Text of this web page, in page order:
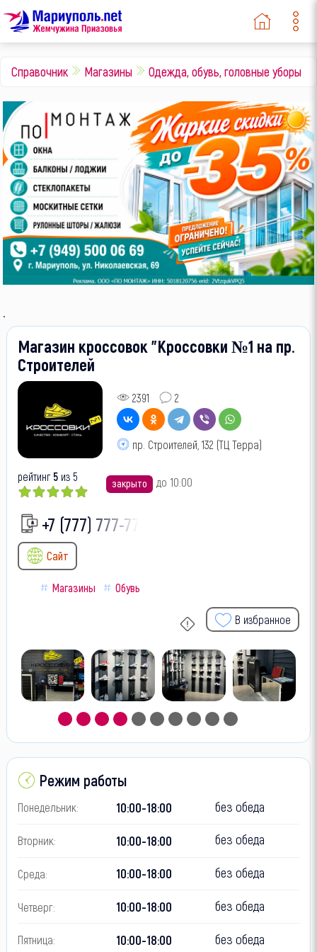
Справочник Магазины Одежда, обувь, головные уборы
.
Магазин кроссовок "Кроссовки №1 на пр.
Строителей
2391 2
пр. Строителей, 132 (ТЦ Терра)
рейтинг 5из 5 закрыто до 10:00
+7 (777) 777-77-
Сайт
Магазины Обувь
В избранное
Режим работы
Понедельник: 10:00-18:00 без обеда
Вторник: 10:00-18:00 без обеда
Среда: 10:00-18:00 без обеда
Четверг: 10:00-18:00 без обеда
Пятница: 10:00-18:00 без обеда